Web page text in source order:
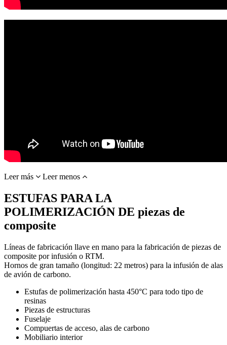
Leer más Leer menos
ESTUFAS PARA LA
POLIMERIZACIÓN DE piezas de
composite
Líneas de fabricación llave en mano para la fabricación de piezas de
composite por infusión o RTM.
Hornos de gran tamaño (longitud: 22 metros) para la infusión de alas
de avión de carbono.
Estufas de polimerización hasta 450°C para todo tipo de
resinas
Piezas de estructuras
Fuselaje
Compuertas de acceso, alas de carbono
Mobiliario interior